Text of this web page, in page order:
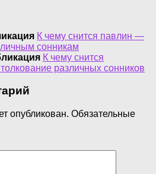
К чему снится павлин —
сонникам
К чему снится
различных сонников
опубликован. Обязательные